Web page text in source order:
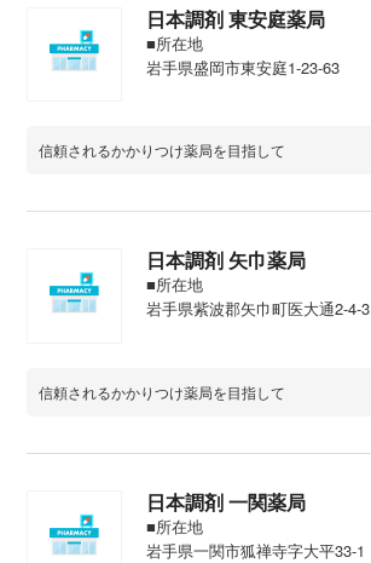
日本調剤 東安庭薬局
■所在地
岩手県盛岡市東安庭1-23-63
信頼されるかかりつけ薬局を目指して
日本調剤 矢巾薬局
■所在地
岩手県紫波郡矢巾町医大通2-4-3
信頼されるかかりつけ薬局を目指して
日本調剤 一関薬局
■所在地
岩手県一関市狐禅寺字大平33-1